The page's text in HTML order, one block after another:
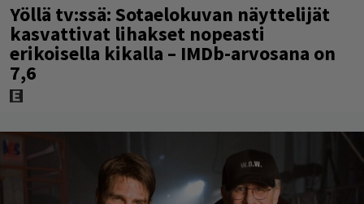
Yöllä tv:ssä: Sotaelokuvan näyttelijät
kasvattivat lihakset nopeasti
erikoisella kikalla – IMDb-arvosana on
7,6